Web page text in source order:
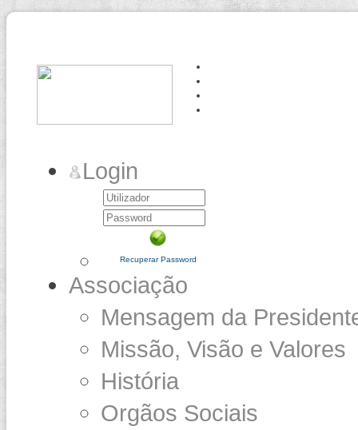
Login
Recuperar Password
Associação
Mensagem da
Missão, Visão e Valores
História
Orgãos Sociais